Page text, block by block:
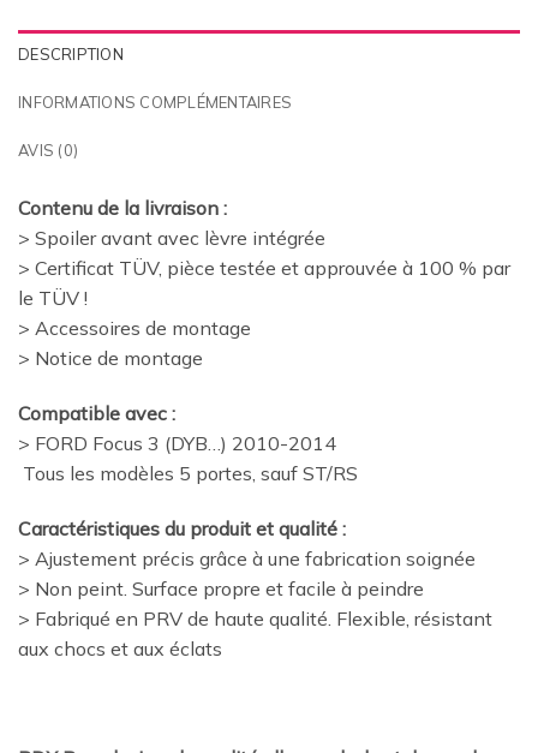
DESCRIPTION
INFORMATIONS COMPLÉMENTAIRES
AVIS (0)
Contenu de la livraison :
> Spoiler avant avec lèvre intégrée
> Certificat TÜV, pièce testée et approuvée à 100 % par
le TÜV !
> Accessoires de montage
> Notice de montage
Compatible avec :
> FORD Focus 3 (DYB…) 2010-2014
Tous les modèles 5 portes, sauf ST/RS
Caractéristiques du produit et qualité :
> Ajustement précis grâce à une fabrication soignée
> Non peint. Surface propre et facile à peindre
> Fabriqué en PRV de haute qualité. Flexible, résistant
aux chocs et aux éclats